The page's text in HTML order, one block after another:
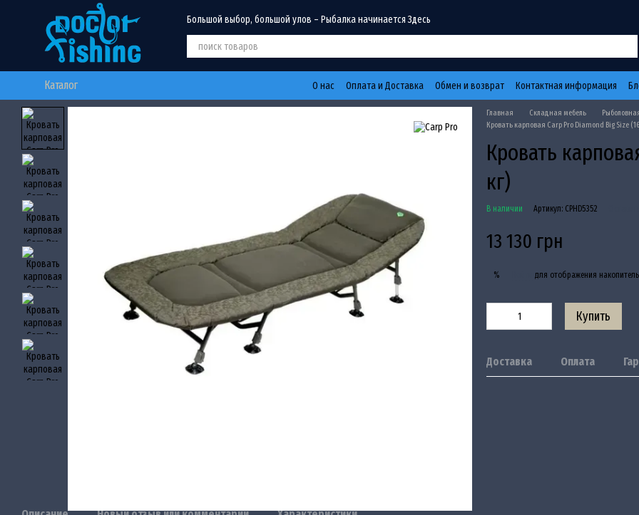
Перейти к основному контенту
Большой выбор, большой улов – Рыбалка начинается Здесь
Каталог О нас Оплата и Доставка Обмен и возврат Контактная информация
Главная Складная мебель
Кровать карповая Carp Pro Diamond Big Size
Кровать
кг)
В наличии Артикул: CPHD5352
13 130 грн
% для отображения
Купить
Доставка Оплата